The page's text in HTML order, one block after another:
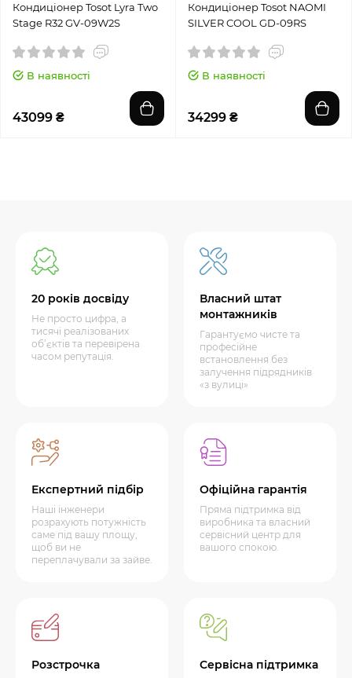
Кондиціонер Tosot Lyra Two
Stage R32 GV-09W2S
В наявності
43099 ₴
Кондиціонер Tosot NAOMI
SILVER COOL GD-09RS
В наявності
34299 ₴
20 років досвіду
Не просто цифра, а
тисячі реалізованих
об’єктів та перевірена
часом репутація.
Власний штат
монтажників
Гарантуємо чисте та
професійне
встановлення без
залучення підрядників
«з вулиці»
Експертний підбір
Наші інженери
розрахують потужність
саме під вашу площу,
щоб ви не
переплачували за зайве.
Офіційна гарантія
Пряма підтримка від
виробника та власний
сервісний центр для
вашого спокою.
Розстрочка Сервісна підтримка